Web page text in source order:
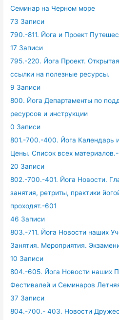
Семинар на Черном море
73 Записи
790.-811. Йога и Проект
17 Записи
795.-220. Йога Проект.
ссылки на полезные ресурсы.
9 Записи
800. Йога Департаменты по
ресурсов и инструкции
0 Записи
801.-700.-400. Йога Календарь
Цены. Список всех
20 Записи
802.-700.-401. Йога Новости.
занятия, ретриты, практики
проходят.-601
46 Записи
803.-711. Йога Новости наших
Занятия. Мероприятия.
10 Записи
804.-605. Йога Новости наших
Фестивалей и Семинаров
37 Записи
804.-700.- 403. Новости